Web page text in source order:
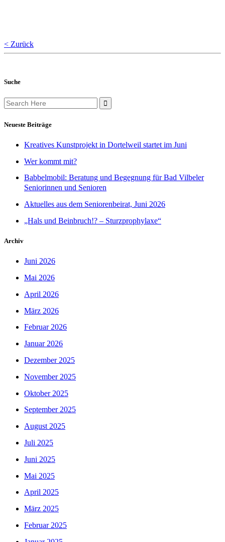
< Zurück
Suche
Search
for:
Neueste Beiträge
Kreatives Kunstprojekt in Dortelweil startet im Juni
Wer kommt mit?
Babbelmobil: Beratung und Begegnung für Bad Vilbeler
Seniorinnen und Senioren
Aktuelles aus dem Seniorenbeirat, Juni 2026
„Hals und Beinbruch!? – Sturzprophylaxe“
Archiv
Juni 2026
Mai 2026
April 2026
März 2026
Februar 2026
Januar 2026
Dezember 2025
November 2025
Oktober 2025
September 2025
August 2025
Juli 2025
Juni 2025
Mai 2025
April 2025
März 2025
Februar 2025